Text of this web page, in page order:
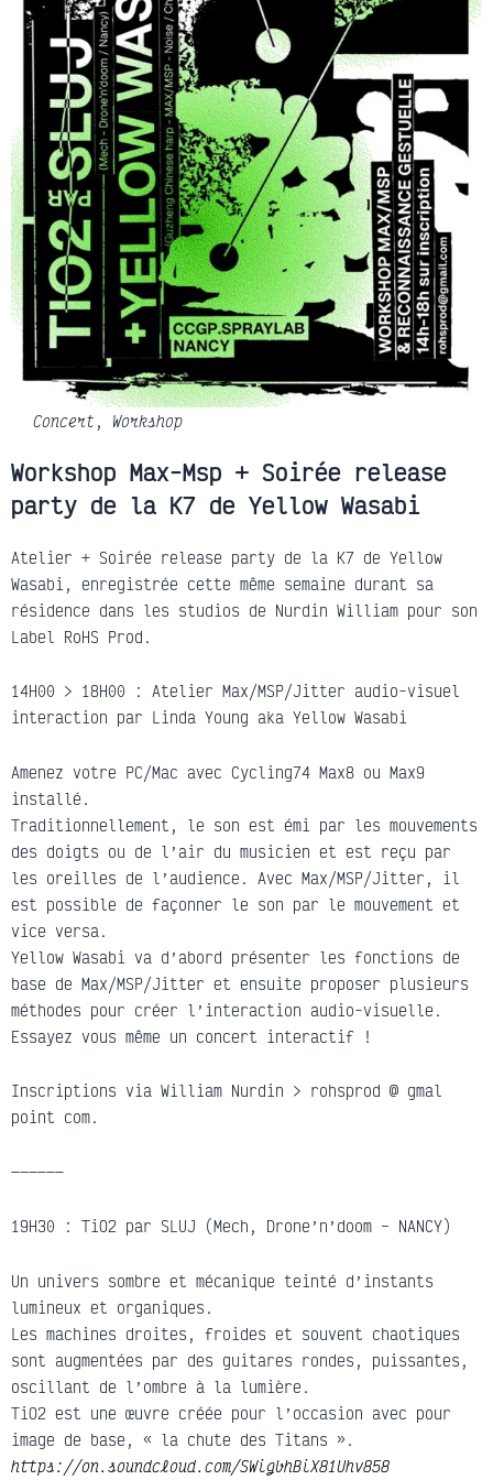
Concert Workshop
Workshop Max-Msp + Soirée release
party de la K7 de Yellow Wasabi
Atelier + Soirée release party de la K7 de Yellow
Wasabi, enregistrée cette même semaine durant sa
résidence dans les studios de Nurdin William pour son
Label RoHS Prod.
14H00 > 18H00 : Atelier Max/MSP/Jitter audio-visuel
interaction par Linda Young aka Yellow Wasabi
Amenez votre PC/Mac avec Cycling74 Max8 ou Max9
installé.
Traditionnellement, le son est émi par les mouvements
des doigts ou de l’air du musicien et est reçu par
les oreilles de l’audience. Avec Max/MSP/Jitter, il
est possible de façonner le son par le mouvement et
vice versa.
Yellow Wasabi va d’abord présenter les fonctions de
base de Max/MSP/Jitter et ensuite proposer plusieurs
méthodes pour créer l’interaction audio-visuelle.
Essayez vous même un concert interactif !
Inscriptions via William Nurdin > rohsprod @ gmal
point com.
——————
19H30 : TiO2 par SLUJ (Mech, Drone’n’doom – NANCY)
Un univers sombre et mécanique teinté d’instants
lumineux et organiques.
Les machines droites, froides et souvent chaotiques
sont augmentées par des guitares rondes, puissantes,
oscillant de l’ombre à la lumière.
TiO2 est une œuvre créée pour l’occasion avec pour
image de base, « la chute des Titans ».
https://on.soundcloud.com/SWigbhBiX81Uhv858